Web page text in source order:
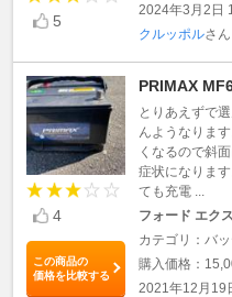
5
2024年3月2日
クルッポルさん
4
この商品の
価格を比較する
PRIMAX
とりあえずで
んようなりま
くなるので斜
症状になりま
ても充電 ...
フォード エク
カテゴリ：バ
購入価格：
2021年12月19